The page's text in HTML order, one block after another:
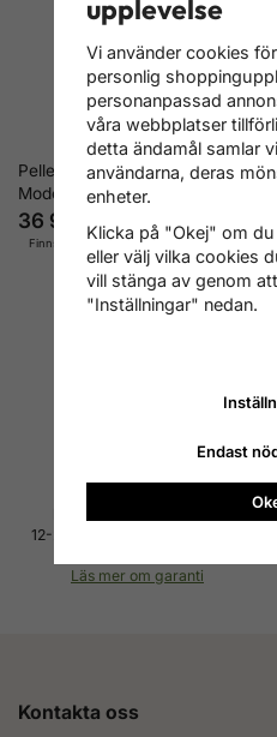
Pelletskamin P8 Air Slim
Modern
36 900 kr
Finns ej i lager
12-24 månaders garanti på alla
Läs mer om garanti
Kontakta oss
upplevelse
Vi använder cookies
personlig
personanpassad
våra webbplatser
detta ändamål samlar
användarna, deras
enheter.
Klicka på "Okej" om
eller välj vilka cookies
vill stänga av genom
"Inställningar" nedan.
Endast